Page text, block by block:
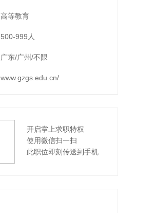
高等教育
500-999人
广东/广州/不限
www.gzgs.edu.cn/
开启掌上求职特权
使用微信扫一扫
此职位即刻传送到手机